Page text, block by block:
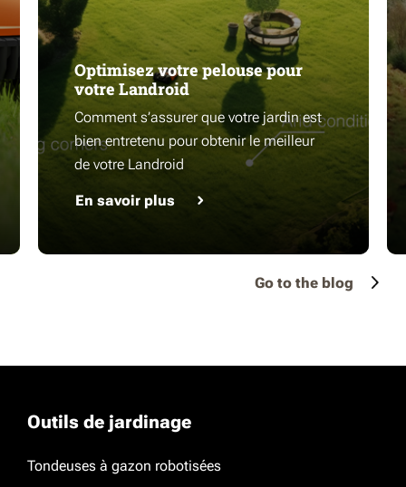
Optimisez votre pelouse pour
votre Landroid
Comment s’assurer que votre jardin est
bien entretenu pour obtenir le meilleur
de votre Landroid
En savoir plus
Go to the blog
Outils de jardinage
Tondeuses à gazon robotisées